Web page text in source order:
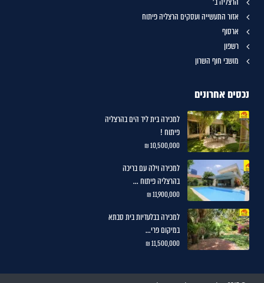
אזור התעשייה ועסקים הרצליה פיתוח
ארסוף
רשפון
מושבי חוף השרון
נכסים אחרונים
למכירה בית ליד הים בהרצליה
פיתוח !
10,500,000 ₪
למכירה וילה עם בריכה
בהרצליה פיתוח ...
11,900,000 ₪
למכירה בבלעדיות בית סבתא
במיקום פרי...
11,500,000 ₪